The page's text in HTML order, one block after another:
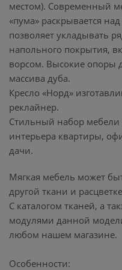
местом). Современный
«пума» раскрывается
позволяет укладывать
напольного покрытия,
ворсом. Высокие опоры
массива дуба.
Кресло «Норд»
реклайнер.
Стильный набор
интерьера квартиры,
дачи.
Мягкая мебель может
другой ткани и
С каталогом тканей, а
модулями данной
любом нашем магазине.
Особенности: